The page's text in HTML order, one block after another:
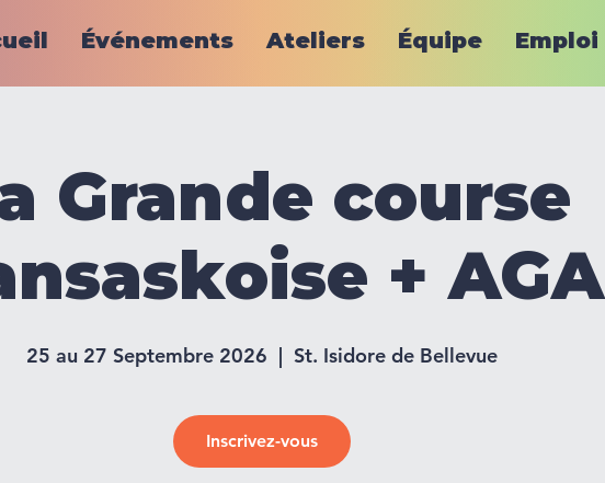
Événements Ateliers Équipe Emploi
Grande course
+ AGA
25 au 27 Septembre 2026
  |
St. Isidore de Bellevue
Inscrivez-vous